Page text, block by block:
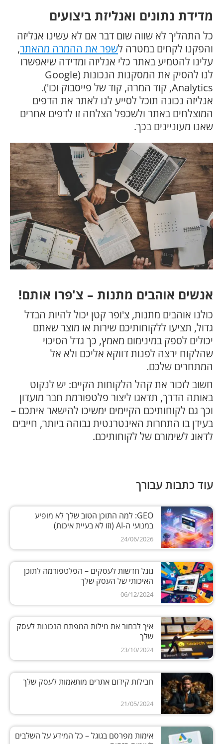
מדידת נתונים ואנליזת ביצועים
כל התהליך לא שווה שום דבר אם לא עשינו אנליזה
והפקנו לקחים במטרה לשפר את ההמרה מהאתר,
עלינו להטמיע באתר כלי אנליזה ומדידה שיאפשרו
לנו להסיק את המסקנות הנכונות (Google
Analytics, קוד המרה, קוד של פייסבוק וכו').
אנליזה נכונה תוכל לסייע לנו לאתר את הדפים
המוצלחים באתר ולשכפל הצלחה זו לדפים אחרים
שאנו מעוניינים בכך.
אנשים אוהבים מתנות – צ'פרו אותם!
כולנו אוהבים מתנות, צ'ופר קטן יכול להיות הבדל
גדול, תציעו ללקוחותיכם שירות או מוצר שאתם
יכולים לספק במינימום מאמץ, כך גדל הסיכוי
שהלקוח ירצה לפנות דווקא אליכם ולא אל
המתחרים שלכם.
חשוב לזכור את קהל הלקוחות הקיים: יש לנקוט
באותה הדרך, תדאגו ליצור פלטפורמת חבר מועדון
וכך גם לקוחותיכם הקיימים ימשיכו להישאר איתכם –
בעידן בו התחרות האינטרנטית גבוהה ביותר, חייבים
לדאוג לשימורם של לקוחותיכם.
עוד כתבות עבורך
GEO: למה התוכן הטוב שלך לא מופיע
במנועי ה‑AI (וזו לא בעיית איכות)
24/06/2026
גוגל חדשות לעסקים – הפלטפורמה לתוכן
האיכותי של העסק שלך
06/12/2024
איך לבחור את מילות המפתח הנכונות לעסק
שלך
23/10/2024
חבילות קידום אתרים מותאמות לעסק שלך
21/05/2024
אימות מפרסם בגוגל – כל המידע על השלבים